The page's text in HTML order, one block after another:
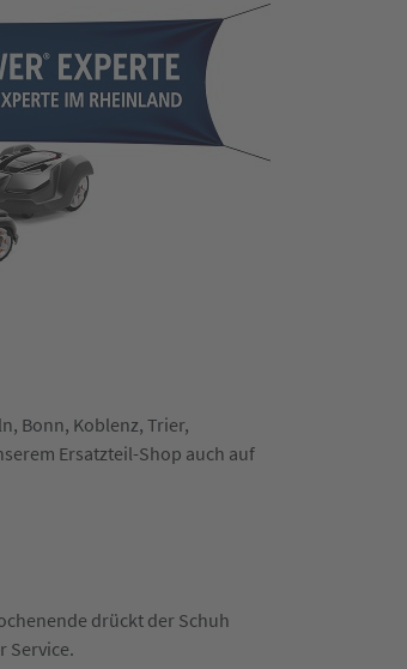
Bonn, Koblenz, Trier,
Ersatzteil-Shop auch auf
drückt der Schuh
Service.